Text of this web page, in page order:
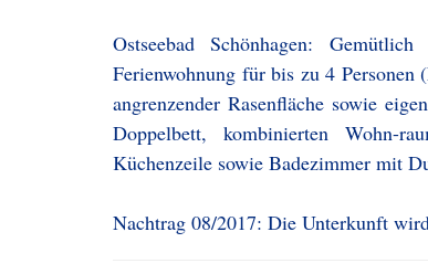
Ostseebad Schönhagen:
Ferienwohnung für bis zu 4
angrenzender Rasenfläche sowie
Doppelbett, kombinierten Wohn-
Küchenzeile sowie Badezimmer mit
Nachtrag 08/2017: Die Unterkunft